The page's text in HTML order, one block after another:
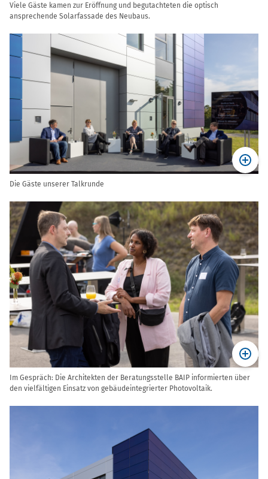
Viele Gäste kamen zur Eröffnung und begutachteten die optisch
ansprechende Solarfassade des Neubaus.
Die Gäste unserer Talkrunde
Im Gespräch: Die Architekten der Beratungsstelle BAIP informierten über
den vielfältigen Einsatz von gebäudeintegrierter Photovoltaik.